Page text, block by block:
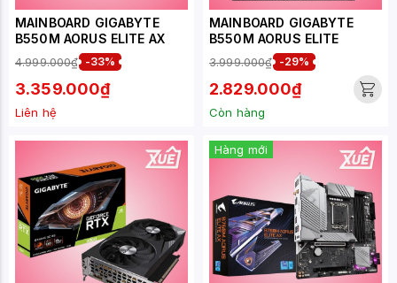
MAINBOARD GIGABYTE
B550M AORUS ELITE AX
4.999.000₫ -33%
3.359.000₫
Liên hệ
MAINBOARD GIGABYTE
B550M AORUS ELITE
3.999.000₫ -29%
2.829.000₫
Còn hàng
Hàng mới